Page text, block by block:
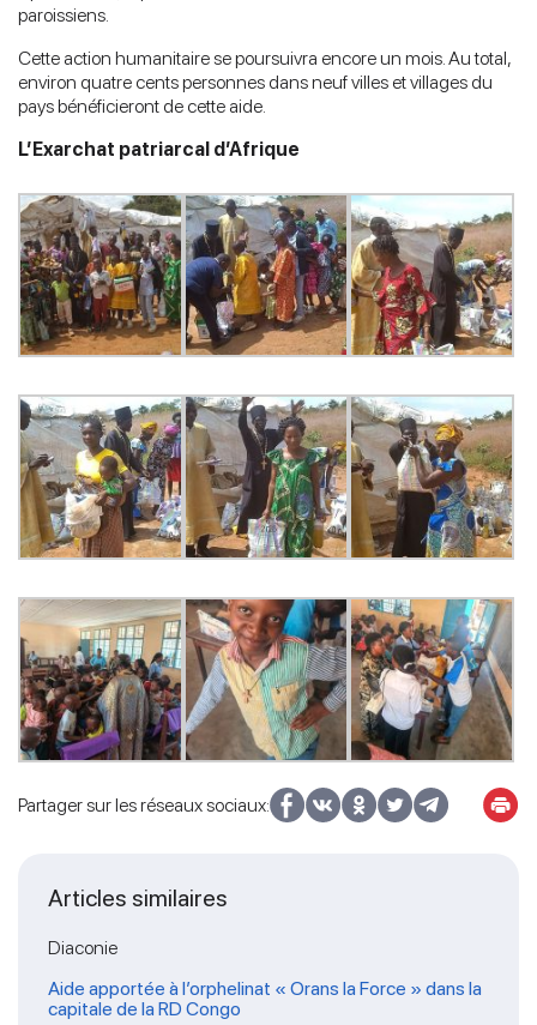
paroissiens.
Cette action humanitaire se poursuivra encore un mois. Au total,
environ quatre cents personnes dans neuf villes et villages du
pays bénéficieront de cette aide.
L’Exarchat patriarcal d’Afrique
Partager sur les réseaux sociaux:
Articles similaires
Diaconie
Aide apportée à l’orphelinat « Orans la Force » dans la
capitale de la RD Congo